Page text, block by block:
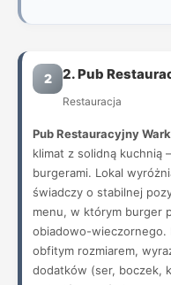
2 2. Pub
Restauracja
Pub Restauracyjny
klimat z solidną kuchnią
burgerami. Lokal
świadczy o stabilnej
menu, w którym burger
obiadowo-wieczornego.
obfitym rozmiarem,
dodatków (ser, boczek,